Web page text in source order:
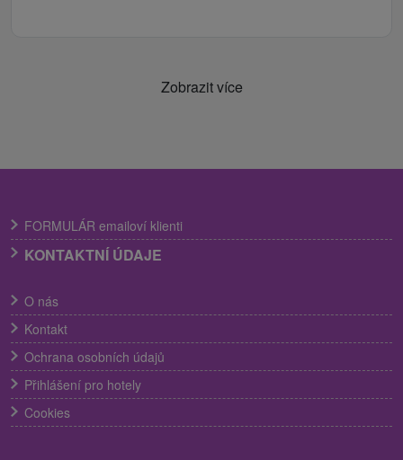
Zobrazit více
FORMULÁR emailoví klienti
KONTAKTNÍ ÚDAJE
O nás
Kontakt
Ochrana osobních údajů
Přihlášení pro hotely
Cookies